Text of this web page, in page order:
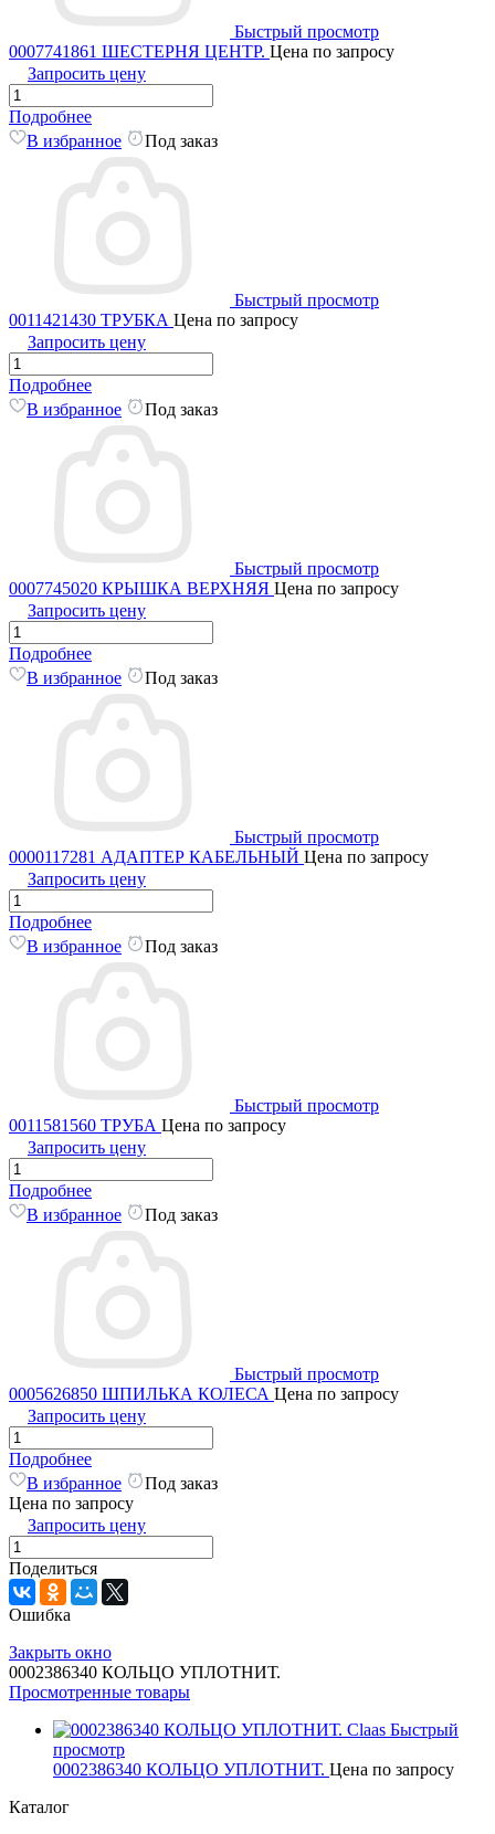
Быстрый просмотр
0007741861 ШЕСТЕРНЯ ЦЕНТР. Цена по запросу
Запросить цену
Подробнее
В избранное
Под заказ
Быстрый просмотр
0011421430 ТРУБКА Цена по запросу
Запросить цену
Подробнее
В избранное
Под заказ
Быстрый просмотр
0007745020 КРЫШКА ВЕРХНЯЯ Цена по запросу
Запросить цену
Подробнее
В избранное
Под заказ
Быстрый просмотр
0000117281 АДАПТЕР КАБЕЛЬНЫЙ Цена по запросу
Запросить цену
Подробнее
В избранное
Под заказ
Быстрый просмотр
0011581560 ТРУБА Цена по запросу
Запросить цену
Подробнее
В избранное
Под заказ
Быстрый просмотр
0005626850 ШПИЛЬКА КОЛЕСА Цена по запросу
Запросить цену
Подробнее
В избранное
Под заказ
Цена по запросу
Запросить цену
Поделиться
Ошибка
Закрыть окно
0002386340 КОЛЬЦО УПЛОТНИТ.
Просмотренные товары
Быстрый
просмотр
0002386340 КОЛЬЦО УПЛОТНИТ. Цена по запросу
Каталог